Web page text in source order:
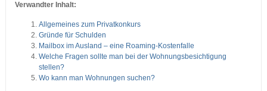
Verwandter Inhalt:
Allgemeines zum Privatkonkurs
Gründe für Schulden
Mailbox im Ausland – eine Roaming-Kostenfalle
Welche Fragen sollte man bei der Wohnungsbesichtigung
stellen?
Wo kann man Wohnungen suchen?